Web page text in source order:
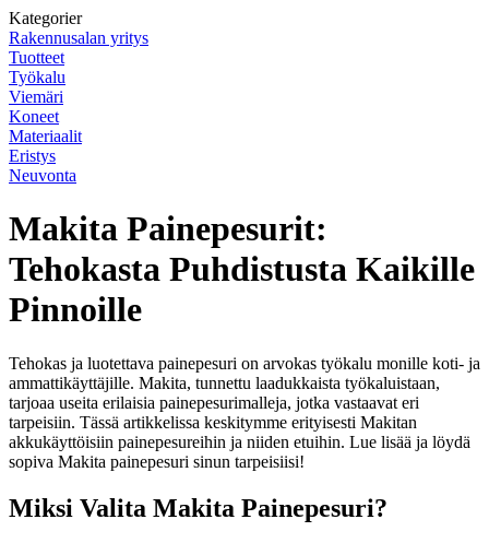
Kategorier
Rakennusalan yritys
Tuotteet
Työkalu
Viemäri
Koneet
Materiaalit
Eristys
Neuvonta
Makita Painepesurit:
Tehokasta Puhdistusta Kaikille
Pinnoille
Tehokas ja luotettava painepesuri on arvokas työkalu monille koti- ja
ammattikäyttäjille. Makita, tunnettu laadukkaista työkaluistaan,
tarjoaa useita erilaisia painepesurimalleja, jotka vastaavat eri
tarpeisiin. Tässä artikkelissa keskitymme erityisesti Makitan
akkukäyttöisiin painepesureihin ja niiden etuihin. Lue lisää ja löydä
sopiva Makita painepesuri sinun tarpeisiisi!
Miksi Valita Makita Painepesuri?